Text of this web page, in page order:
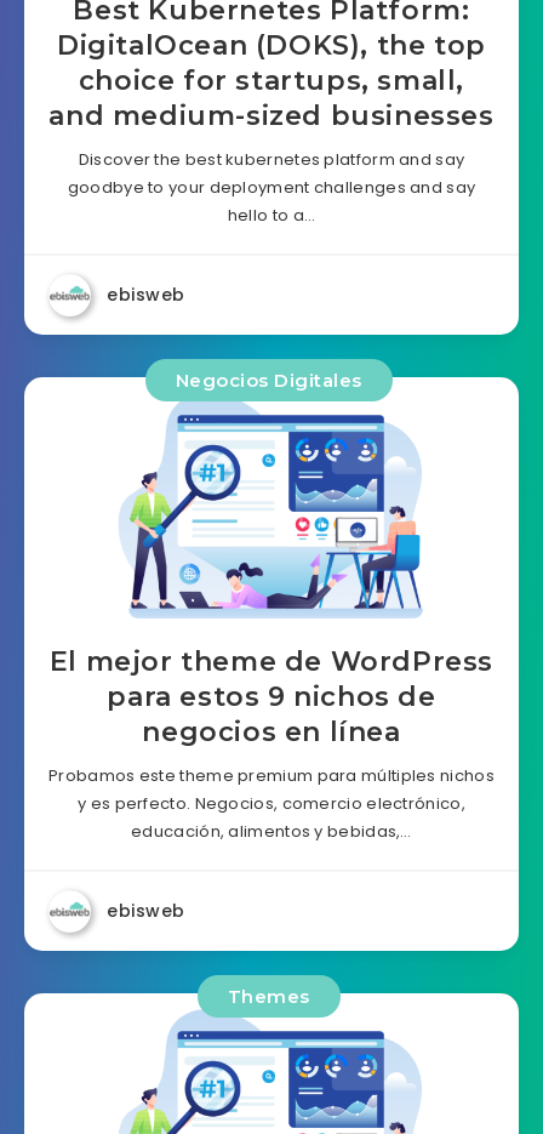
Best Kubernetes Platform:
DigitalOcean (DOKS), the top
choice for startups, small,
and medium-sized businesses
Discover the best kubernetes platform and say
goodbye to your deployment challenges and say
hello to a…
ebisweb
Negocios Digitales
El mejor theme de WordPress
para estos 9 nichos de
negocios en línea
Probamos este theme premium para múltiples nichos
y es perfecto. Negocios, comercio electrónico,
educación, alimentos y bebidas,…
ebisweb
Themes